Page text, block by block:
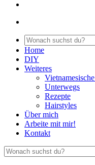
Home
DIY
Weiteres
Unterwegs
Rezepte
Hairstyles
Über mich
Arbeite mit mir!
Kontakt